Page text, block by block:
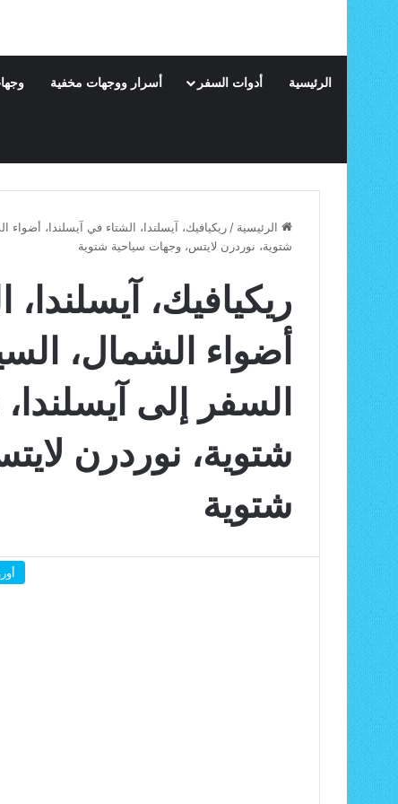
الرئيسية أدوات السفر أسرار ووجهات مخفية
الرئيسية / ريكيافيك، آيسلندا، الشتاء في آيسلندا،
شتوية، نوردرن لايتس، وجهات سياحية شتوية
ريكيافيك،
أضواء الشمال،
السفر إلى
شتوية، نوردرن
شتوية